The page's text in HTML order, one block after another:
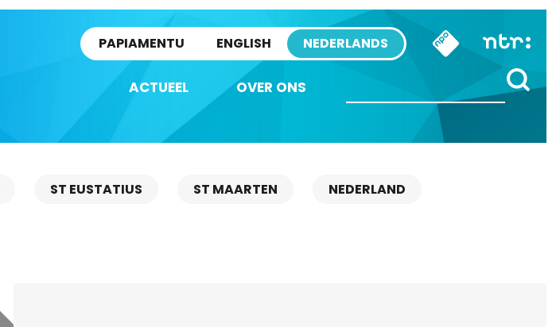
PAPIAMENTU ENGLISH NEDERLANDS
ACTUEEL OVER ONS
ST EUSTATIUS ST MAARTEN NEDERLAND